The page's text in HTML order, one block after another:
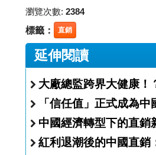
瀏覽次數: 2384
標籤： 直銷
延伸閱讀
「信任值」正式成為